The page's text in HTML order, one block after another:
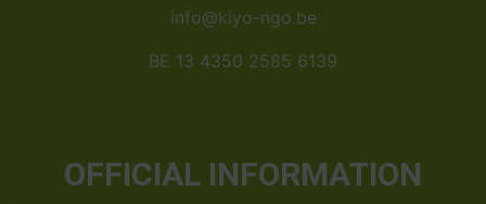
info@kiyo-ngo.be
BE 13 4350 2585 6139
OFFICIAL INFORMATION